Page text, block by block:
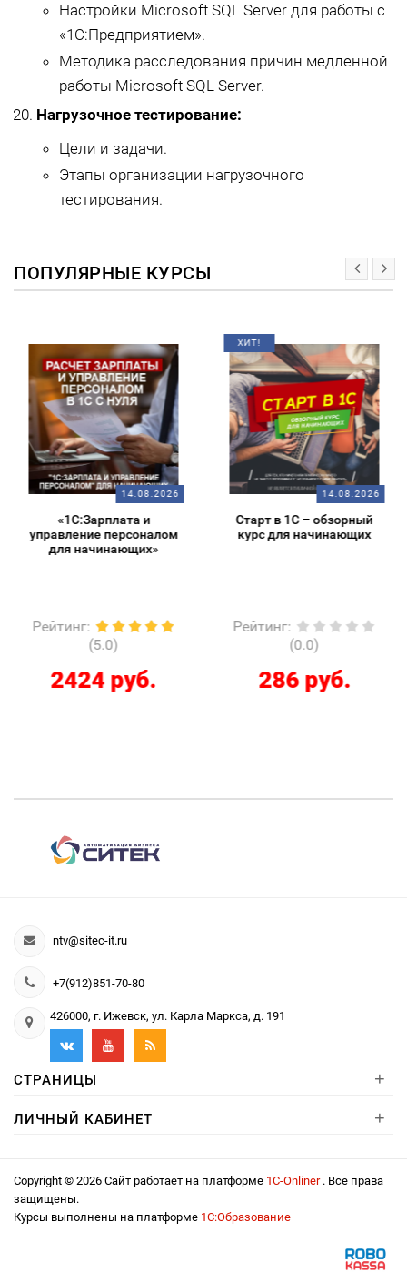
Настройки Microsoft SQL Server для работы с
«1С:Предприятием».
Методика расследования причин медленной
работы Microsoft SQL Server.
Нагрузочное тестирование:
Цели и задачи.
Этапы организации нагрузочного
тестирования.
ПОПУЛЯРНЫЕ КУРСЫ
14.08.2026
«1С:Зарплата и
управление персоналом
для начинающих»
Рейтинг:
(5.0)
2424 руб.
ХИТ!
14.08.2026
Старт в 1С – обзорный
курс для начинающих
Рейтинг:
(0.0)
286 руб.
ntv@sitec-it.ru
+7(912)851-70-80
426000, г. Ижевск, ул. Карла Маркса, д. 191
СТРАНИЦЫ +
ЛИЧНЫЙ КАБИНЕТ +
Copyright © 2026 Сайт работает на платформе 1С-Onliner . Все права
защищены.
Курсы выполнены на платформе 1С:Образование